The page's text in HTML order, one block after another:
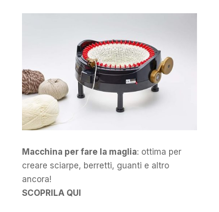
Macchina per fare la maglia: ottima per
creare sciarpe, berretti, guanti e altro
ancora!
SCOPRILA QUI